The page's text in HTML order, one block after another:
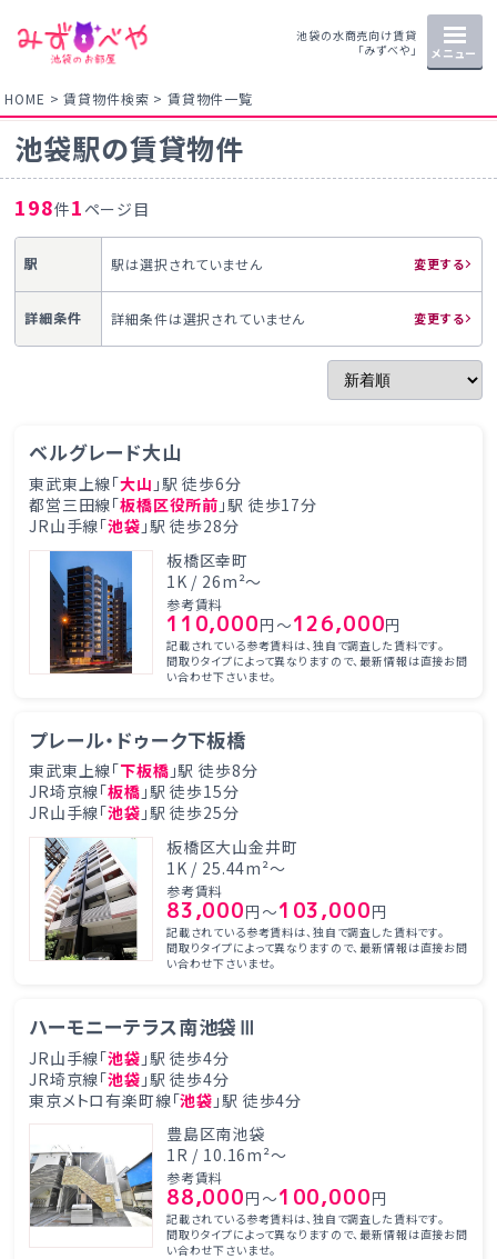
池袋の水商売向け賃貸
「みずべや」
メニュー
HOME 賃貸物件検索 賃貸物件一覧
池袋駅の賃貸物件
198件1 ページ目
駅 駅は選択されていません 変更する
詳細条件 詳細条件は選択されていません 変更する
ベルグレード大山
東武東上線「大山 」駅 徒歩6分
都営三田線「板橋区役所前 」駅 徒歩17分
JR山手線「池袋 」駅 徒歩28分
板橋区幸町
1K / 26m²～
参考賃料
110,000円～126,000円
記載されている参考賃料は、独自で調査した賃料です。
間取りタイプによって異なりますので、最新情報は直接お問
い合わせ下さいませ。
プレール・ドゥーク下板橋
東武東上線「下板橋 」駅 徒歩8分
JR埼京線「板橋 」駅 徒歩15分
JR山手線「池袋 」駅 徒歩25分
板橋区大山金井町
1K / 25.44m²～
参考賃料
83,000円～103,000円
記載されている参考賃料は、独自で調査した賃料です。
間取りタイプによって異なりますので、最新情報は直接お問
い合わせ下さいませ。
ハーモニーテラス南池袋Ⅲ
JR山手線「池袋 」駅 徒歩4分
JR埼京線「池袋 」駅 徒歩4分
東京メトロ有楽町線「池袋 」駅 徒歩4分
豊島区南池袋
1R / 10.16m²～
参考賃料
88,000円～100,000円
記載されている参考賃料は、独自で調査した賃料です。
間取りタイプによって異なりますので、最新情報は直接お問
い合わせ下さいませ。